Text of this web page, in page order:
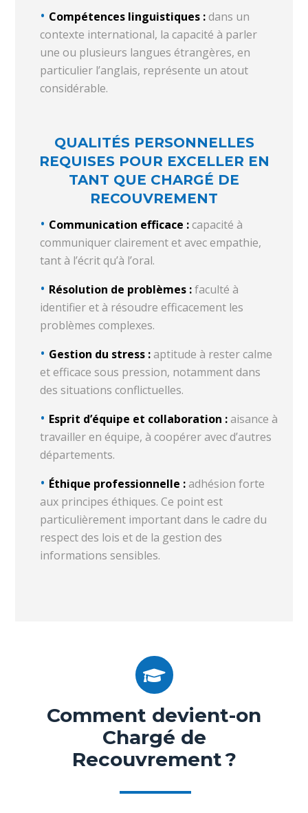
Compétences linguistiques :dans un
contexte international, la capacité à parler
une ou plusieurs langues étrangères, en
particulier l’anglais, représente un atout
considérable.
QUALITÉS PERSONNELLES
REQUISES POUR EXCELLER EN
TANT QUE CHARGÉ DE
RECOUVREMENT
Communication efficace : capacité à
communiquer clairement et avec empathie,
tant à l’écrit qu’à l’oral.
Résolution de problèmes : faculté à
identifier et à résoudre efficacement les
problèmes complexes.
Gestion du stress :aptitude à rester calme
et efficace sous pression, notamment dans
des situations conflictuelles.
Esprit d’équipe et collaboration : aisance à
travailler en équipe, à coopérer avec d’autres
départements.
Éthique professionnelle :adhésion forte
aux principes éthiques. Ce point est
particulièrement important dans le cadre du
respect des lois et de la gestion des
informations sensibles.
Comment devient-on
Chargé de
Recouvrement ?